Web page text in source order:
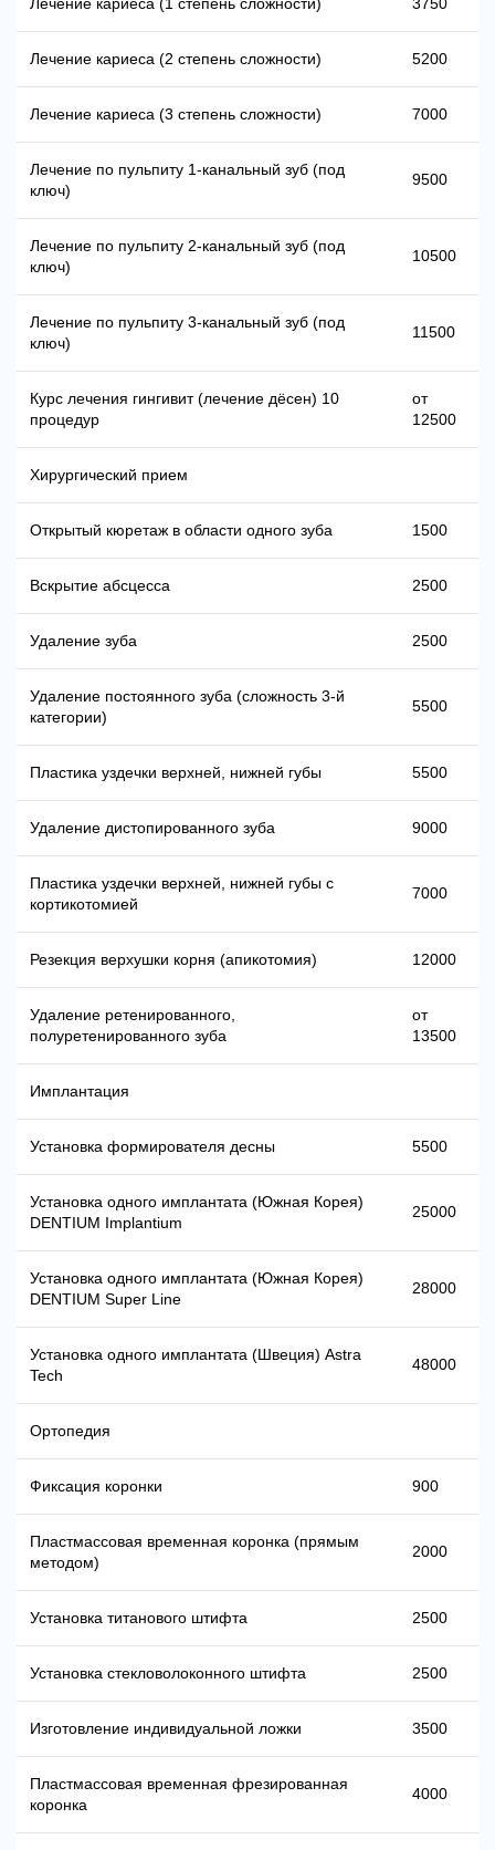
Лечение кариеса (1 степень сложности) 3750
Лечение кариеса (2 степень сложности) 5200
Лечение кариеса (3 степень сложности) 7000
Лечение по пульпиту 1-канальный зуб (под
ключ)
9500
Лечение по пульпиту 2-канальный зуб (под
ключ)
10500
Лечение по пульпиту 3-канальный зуб (под
ключ)
11500
Курс лечения гингивит (лечение дёсен) 10
процедур
от
12500
Хирургический прием
Открытый кюретаж в области одного зуба 1500
Вскрытие абсцесса 2500
Удаление зуба 2500
Удаление постоянного зуба (сложность 3-й
категории)
5500
Пластика уздечки верхней, нижней губы 5500
Удаление дистопированного зуба 9000
Пластика уздечки верхней, нижней губы с
кортикотомией
7000
Резекция верхушки корня (апикотомия) 12000
Удаление ретенированного,
полуретенированного зуба
от
13500
Имплантация
Установка формирователя десны 5500
Установка одного имплантата (Южная Корея)
DENTIUM Implantium
25000
Установка одного имплантата (Южная Корея)
DENTIUM Super Line
28000
Установка одного имплантата (Швеция) Astra
Tech
48000
Ортопедия
Фиксация коронки 900
Пластмассовая временная коронка (прямым
методом)
2000
Установка титанового штифта 2500
Установка стекловолоконного штифта 2500
Изготовление индивидуальной ложки 3500
Пластмассовая временная фрезированная
коронка
4000